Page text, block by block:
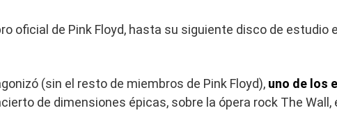
oficial de Pink Floyd, hasta su siguiente disco de estudio
(sin el resto de miembros de Pink Floyd), uno de los
de dimensiones épicas, sobre la ópera rock The Wall,